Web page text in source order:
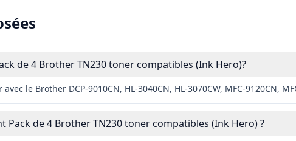
de 4 Brother TN230 toner compatibles (Ink Hero)?
le Brother DCP-9010CN, HL-3040CN, HL-3070CW, MFC-9120CN,
Pack de 4 Brother TN230 toner compatibles (Ink Hero) ?